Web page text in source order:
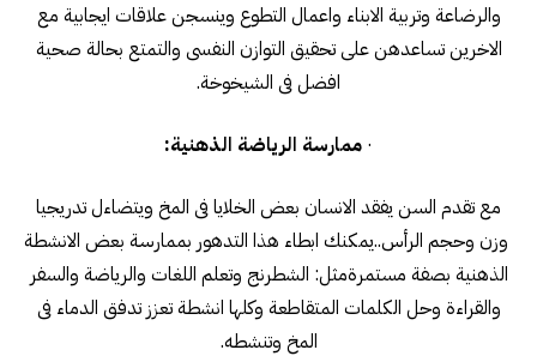
والرضاعة وتربية الابناء واعمال التطوع وينسجن علاقات ايجابية مع
الاخرين تساعدهن على تحقيق التوازن النفسى والتمتع بحالة صحية
افضل فى الشيخوخة.
· ممارسة الرياضة الذهنية:
مع تقدم السن يفقد الانسان بعض الخلايا فى المخ ويتضاءل تدريجيا
وزن وحجم الرأس..يمكنك ابطاء هذا التدهور بممارسة بعض الانشطة
الذهنية بصفة مستمرةمثل: الشطرنج وتعلم اللغات والرياضة والسفر
والقراءة وحل الكلمات المتقاطعة وكلها انشطة تعزز تدفق الدماء فى
المخ وتنشطه.